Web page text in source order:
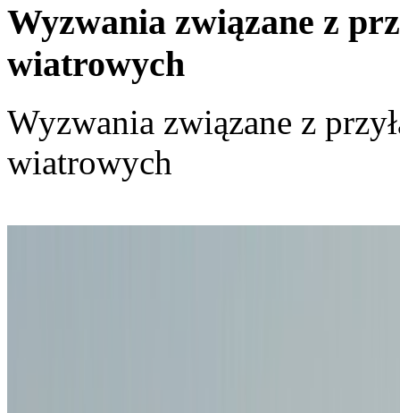
Wyzwania związane z
wiatrowych
Wyzwania związane z
wiatrowych